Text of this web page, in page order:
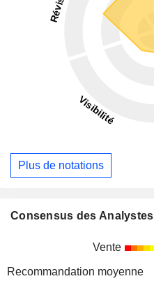
Plus de notations
Consensus des Analystes
Vente
Recommandation moyenne